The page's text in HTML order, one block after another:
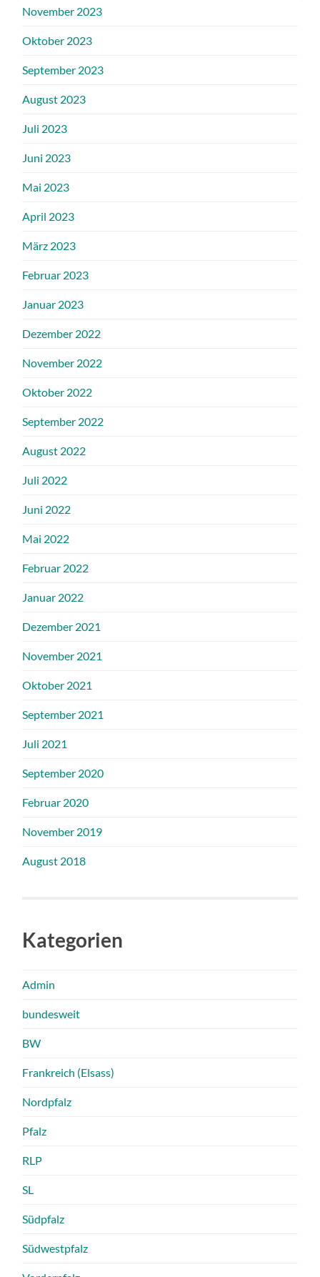
November 2023
Oktober 2023
September 2023
August 2023
Juli 2023
Juni 2023
Mai 2023
April 2023
März 2023
Februar 2023
Januar 2023
Dezember 2022
November 2022
Oktober 2022
September 2022
August 2022
Juli 2022
Juni 2022
Mai 2022
Februar 2022
Januar 2022
Dezember 2021
November 2021
Oktober 2021
September 2021
Juli 2021
September 2020
Februar 2020
November 2019
August 2018
Kategorien
Admin
bundesweit
BW
Frankreich (Elsass)
Nordpfalz
Pfalz
RLP
SL
Südpfalz
Südwestpfalz